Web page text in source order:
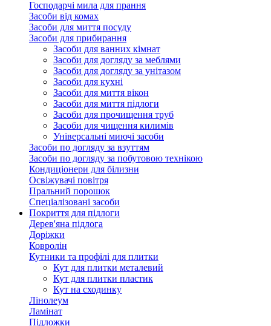
Господарчі мила для прання
Засоби від комах
Засоби для миття посуду
Засоби для прибирання
Засоби для ванних кімнат
Засоби для догляду за меблями
Засоби для догляду за унітазом
Засоби для кухні
Засоби для миття вікон
Засоби для миття підлоги
Засоби для прочищення труб
Засоби для чищення килимів
Універсальні миючі засоби
Засоби по догляду за взуттям
Засоби по догляду за побутовою технікою
Кондиціонери для білизни
Освіжувачі повітря
Пральний порошок
Спеціалізовані засоби
Покриття для підлоги
Дерев'яна підлога
Доріжки
Ковролін
Кутники та профілі для плитки
Кут для плитки металевий
Кут для плитки пластик
Кут на сходинку
Лінолеум
Ламінат
Підложки